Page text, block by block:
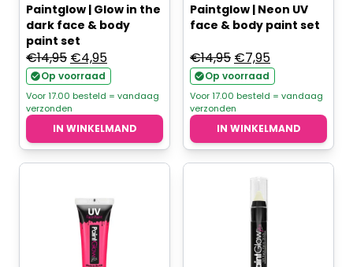
Paintglow | Glow in the
dark face & body
paint set
€14,95 Oorspronkelijke
prijs
was:
€14,95.
€4,95Huidige
prijs
is:
€4,95.
Op voorraad
Voor 17.00 besteld = vandaag
verzonden
IN WINKELMAND
Paintglow | Neon UV
face & body paint set
€14,95 Oorspronkelijke
prijs
was:
€14,95.
€7,95Huidige
prijs
is:
€7,95.
Op voorraad
Voor 17.00 besteld = vandaag
verzonden
IN WINKELMAND